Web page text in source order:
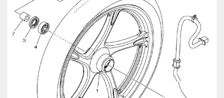
Không có sản phẩm nào trong giỏ hàng